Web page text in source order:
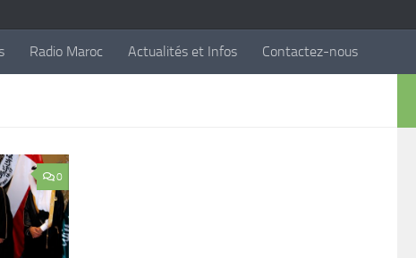
Radio Maroc Actualités et Infos Contactez-nous
0